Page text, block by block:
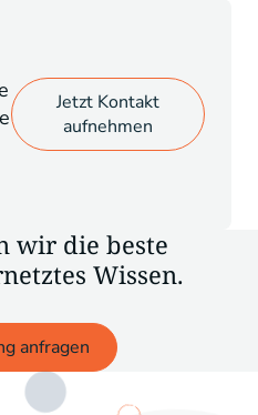
Jetzt Kontakt
aufnehmen
wir die beste
Wissen.
anfragen